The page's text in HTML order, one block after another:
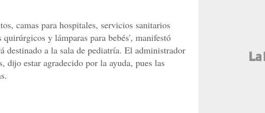
camas para hospitales, servicios sanitarios
y lámparas para bebés', manifestó
destinado a la sala de pediatría. El administrador
estar agradecido por la ayuda, pues las